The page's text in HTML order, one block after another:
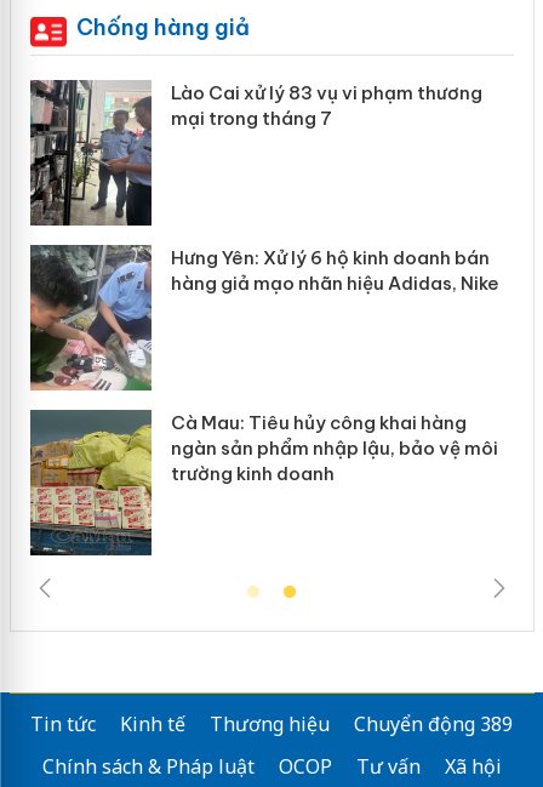
Chống hàng giả
bán
Nike
vệ môi
Lào Cai: Khởi tố 2 chủ cơ sở làm
hơn 22 tấn gạo Séng Cù Mường
Bảo vệ thương hiệu từ gốc: Đừng
“mất bò mới lo làm chuồng”
Khẩn trương xác minh, xử lý sản
Slimaura Care x3 sử dụng giấy
giả mạo
Tin tức Kinh tế Thương hiệu
Chuyển động 389
Chính sách & Pháp luật
OCOP Tư vấn
Xã hội